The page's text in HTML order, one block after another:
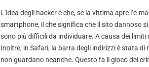
L’idea degli hacker è che, se la vittima apre l’e-
smartphone, il che significa che il sito dannoso
sono più difficili da individuare. A causa dei
Inoltre, in Safari, la barra degli indirizzi è stata
non guardano neanche. Questo fa il gioco dei